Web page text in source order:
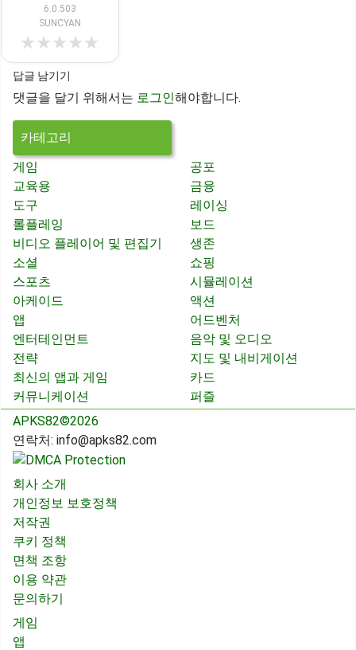
6.0.503
SUNCYAN
★★★★★
답글 남기기
댓글을 달기 위해서는 로그인해야합니다.
카테고리
게임
공포
교육용
금융
도구
레이싱
롤플레잉
보드
비디오 플레이어 및 편집기
생존
소셜
쇼핑
스포츠
시뮬레이션
아케이드
액션
앱
어드벤처
엔터테인먼트
음악 및 오디오
전략
지도 및 내비게이션
최신의 앱과 게임
카드
커뮤니케이션
퍼즐
APKS82©2026
연락처: info@apks82.com
회사 소개
개인정보 보호정책
저작권
쿠키 정책
면책 조항
이용 약관
문의하기
게임
앱